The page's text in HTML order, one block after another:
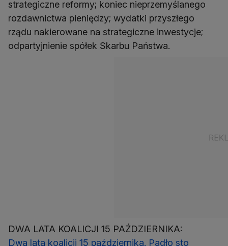
strategiczne reformy; koniec nieprzemyślanego
rozdawnictwa pieniędzy; wydatki przyszłego
rządu nakierowane na strategiczne inwestycje;
odpartyjnienie spółek Skarbu Państwa.
Dwa lata koalicji 15 października. Padło sto